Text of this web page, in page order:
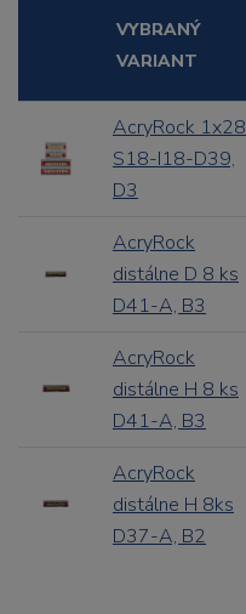
VYBRANÝ
VARIANT
AcryRock 1x28
S18-I18-D39,
D3
AcryRock
distálne D 8 ks
D41-A, B3
AcryRock
distálne H 8 ks
D41-A, B3
AcryRock
distálne H 8ks
D37-A, B2